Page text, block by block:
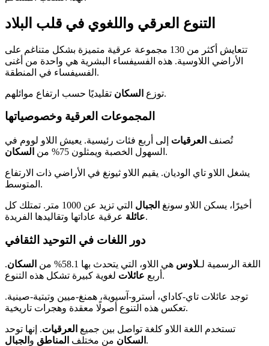
التنوع العرقي واللغوي في قلب البلاد
تتعايش أكثر من 130 مجموعة عرقية متميزة بشكل متناغم على
الأراضي اللاوسية. هذه الفسيفساء البشرية هي واحدة من أغنى
الفسيفساء في المنطقة.
توزع السكان تقليديًا حسب ارتفاع موائلهم.
المجموعات العرقية وخصوصياتها
تُصنف العرقيات إلى أربع فئات رئيسية. يعيش اللاو لووم في
السهول الخصبة ويمثلون 75% من
السكان .
يشغل اللاو تاي الوديان. يقيم اللاو ثيونغ في الأراضي ذات الارتفاع
المتوسط.
أخيرًا، يسكن اللاو سونغ الجبال التي تزيد عن 1000 متر. تمتلك كل
عائلةعرقية عاداتها وتقاليدها الفريدة.
دور اللغات في التوحيد الثقافي
اللغة الرسمية لـلاوس هي اللاو، التي يتحدث بها 58.1% من السكان.
أربع عائلات لغوية كبيرة تشكل هذه التنوع.
توجد عائلات تاي-كاداي، أسترو-آسيوية، همنغ-ميين وتبتية-صينية.
تعكس هذه التنوع أصولًا معقدة وهجرات تاريخية.
تستخدم اللغة اللاو كلغة تواصل بين جميع العرقيات. إنها توحد
السكان من مختلف المناطق و الجبال .